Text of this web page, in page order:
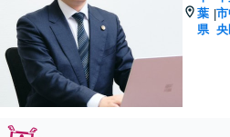
葉
県
|市